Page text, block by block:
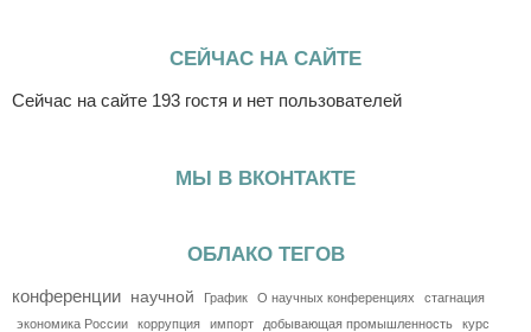
СЕЙЧАС НА САЙТЕ
Сейчас на сайте 193 гостя и нет пользователей
МЫ В ВКОНТАКТЕ
ОБЛАКО ТЕГОВ
конференции научной График О научных конференциях
стагнация
экономика России
коррупция импорт добывающая промышленность
курс